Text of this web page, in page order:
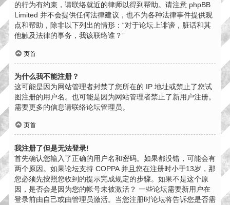
的行为有约束，请联络就近的律师以得到帮助。请注意 phpBB
Limited 并不会提供任何法律建议，也不为各种法律事件提供观
点和帮助，除非以下列出的情形：“对于论坛上诽谤，脏话和其
他触及法律的事务，我该联络谁？”
页首
为什么我不能注册？
这可能是因为网站管理者封禁了您所在的 IP 地址或禁止了您试
图注册的用户名。也可能是因为网站管理者禁止了新用户注册。
需要更多的信息请联络论坛管理员。
页首
我注册了但是无法登录!
首先确认您输入了正确的用户名和密码。如果都没错，可能会有
两个原因。如果论坛支持 COPPA 并且您在注册时小于13岁，那
您必须先按照您收到的提示完成规定的步骤。如果不是这个原
因，是否会是因为您的帐号未被激活？ 一些论坛需要新用户在
登录前由自己或由管理员激活。当您注册时论坛将告诉您是否需